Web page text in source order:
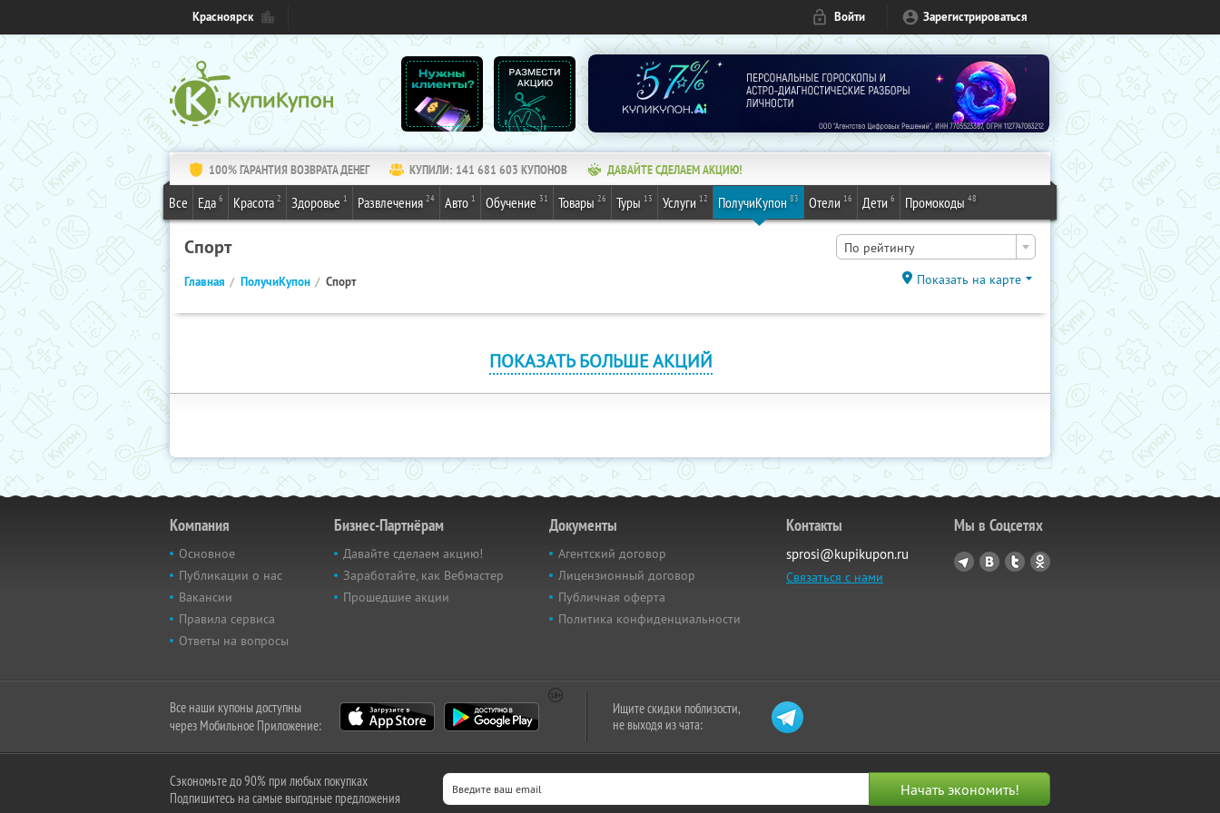
Красноярск Войти Зарегистрироваться
100% ГАРАНТИЯ ВОЗВРАТА ДЕНЕГ КУПИЛИ: 141 681 603 КУПОНОВ ДАВАЙТЕ СДЕЛАЕМ АКЦИЮ!
Все Еда 6 Красота 2 Здоровье 1 Развлечения 24 Авто 1 Обучение 31 Товары 26 Туры 13 Услуги 12 ПолучиКупон 83 Отели 16 Дети 6 Промокоды 48
Спорт По рейтингу
Главная ПолучиКупон Спорт Показать на карте
ПОКАЗАТЬ БОЛЬШЕ АКЦИЙ
Компания
Основное
Публикации о нас
Вакансии
Правила сервиса
Ответы на вопросы
Бизнес-Партнёрам
Давайте сделаем акцию!
Заработайте, как Вебмастер
Прошедшие акции
Документы
Агентский договор
Лицензионный договор
Публичная оферта
Политика конфиденциальности
Контакты
sprosi@kupikupon.ru
Связаться с нами
Мы в Соцсетях
Все наши купоны доступны
через Мобильное Приложение:
Ищите скидки поблизости,
не выходя из чата:
Сэкономьте до 90% при любых покупках
Подпишитесь на самые выгодные предложения